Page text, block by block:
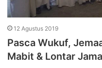
12 Agustus 2019
Pasca Wukuf,
Mabit & Lontar